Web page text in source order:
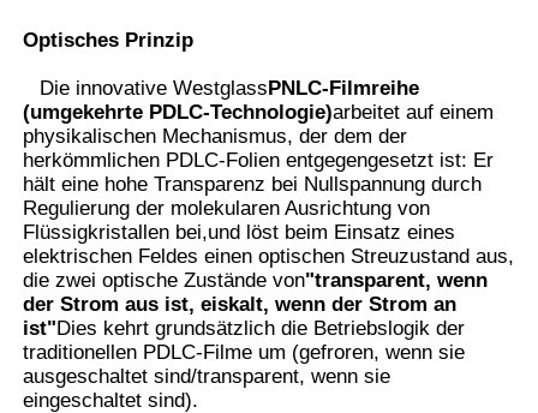
Startseite
Produkte
Über uns
Fabrik Tour
Qualitätskontrolle
Optisches Prinzip
Die innovative WestglassPNLC-Filmreihe
(umgekehrte PDLC-Technologie)arbeitet auf einem
physikalischen Mechanismus, der dem der
herkömmlichen PDLC-Folien entgegengesetzt ist: Er
hält eine hohe Transparenz bei Nullspannung durch
Regulierung der molekularen Ausrichtung von
Flüssigkristallen bei,und löst beim Einsatz eines
elektrischen Feldes einen optischen Streuzustand aus,
die zwei optische Zustände von"transparent, wenn
der Strom aus ist, eiskalt, wenn der Strom an
ist"Dies kehrt grundsätzlich die Betriebslogik der
traditionellen PDLC-Filme um (gefroren, wenn sie
ausgeschaltet sind/transparent, wenn sie
eingeschaltet sind).